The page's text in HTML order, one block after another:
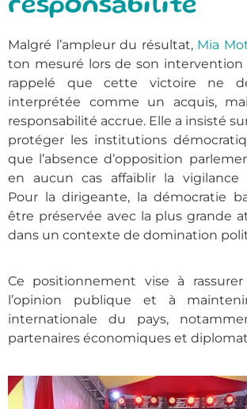
responsabilité
Malgré l’ampleur du résultat, Mia
ton mesuré lors de son intervention
rappelé que cette victoire ne
interprétée comme un acquis,
responsabilité accrue. Elle a insisté
protéger les institutions
que l’absence d’opposition
en aucun cas affaiblir la vigilance
Pour la dirigeante, la démocratie
être préservée avec la plus grande
dans un contexte de domination
Ce positionnement vise à
l’opinion publique et à
internationale du pays,
partenaires économiques et